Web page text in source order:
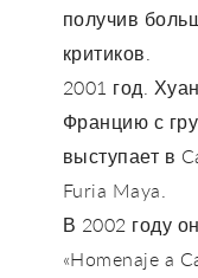
получив
критиков.
2001 год.
Францию ​​с
выступает в
Furia Maya.
В 2002 году
«Homenaje a